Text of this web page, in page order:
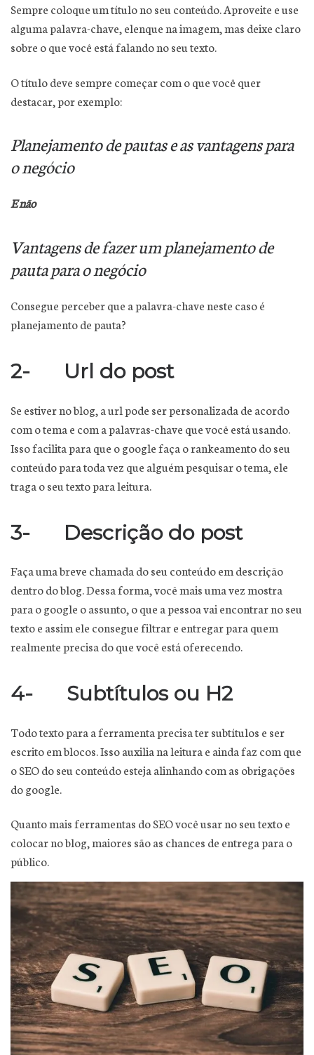
Sempre coloque um título no seu conteúdo. Aproveite e use
alguma palavra-chave, elenque na imagem, mas deixe claro
sobre o que você está falando no seu texto.
O título deve sempre começar com o que você quer
destacar, por exemplo:
Planejamento de pautas e as vantagens para
o negócio
E não
Vantagens de fazer um planejamento de
pauta para o negócio
Consegue perceber que a palavra-chave neste caso é
planejamento de pauta?
2- Url do post
Se estiver no blog, a url pode ser personalizada de acordo
com o tema e com a palavras-chave que você está usando.
Isso facilita para que o google faça o rankeamento do seu
conteúdo para toda vez que alguém pesquisar o tema, ele
traga o seu texto para leitura.
3- Descrição do post
Faça uma breve chamada do seu conteúdo em descrição
dentro do blog. Dessa forma, você mais uma vez mostra
para o google o assunto, o que a pessoa vai encontrar no seu
texto e assim ele consegue filtrar e entregar para quem
realmente precisa do que você está oferecendo.
4- Subtítulos ou H2
Todo texto para a ferramenta precisa ter subtítulos e ser
escrito em blocos. Isso auxilia na leitura e ainda faz com que
o SEO do seu conteúdo esteja alinhando com as obrigações
do google.
Quanto mais ferramentas do SEO você usar no seu texto e
colocar no blog, maiores são as chances de entrega para o
público.